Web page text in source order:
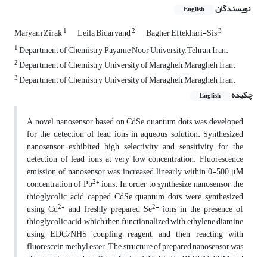
نویسندگان English
Maryam Zirak1 Leila Bidarvand2 Bagher Eftekhari-Sis3
1Department of Chemistry, Payame Noor University, Tehran, Iran.
2Department of Chemistry, University of Maragheh, Maragheh, Iran.
3Department of Chemistry, University of Maragheh, Maragheh, Iran.
چکیده
English
A novel nanosensor based on CdSe quantum dots was developed
for the detection of lead ions in aqueous solution. Synthesized
nanosensor exhibited high selectivity and sensitivity for the
detection of lead ions at very low concentration. Fluorescence
emission of nanosensor was increased linearly within 0-500 μM
concentration of Pb2+ ions. In order to synthesize nanosensor, the
thioglycolic acid capped CdSe quantum dots were synthesized
using Cd2+ and freshly prepared Se2- ions in the presence of
thioglycolic acid, which then functionalized with ethylene diamine
using EDC/NHS coupling reagent, and then reacting with
fluorescein methyl ester. The structure of prepared nanosensor was